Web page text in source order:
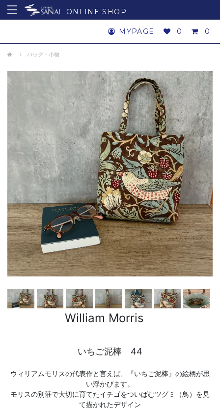
ONLINE SHOP
MYPAGE 0 0
バッグ・小物
William Morris
いちご泥棒 44
ウィリアムモリスの代表作と言えば、『いちご泥棒』の絵柄が思
い浮かびます。
モリスの別荘で大切に育てたイチゴをついばむツグミ（鳥）を見
て描かれたデザイン